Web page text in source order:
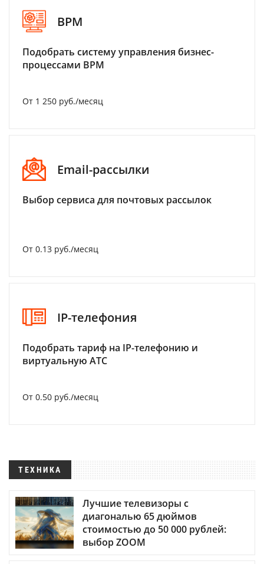
BPM
Подобрать систему управления бизнес-
процессами BPM
От 1 250 руб./месяц
Email-рассылки
Выбор сервиса для почтовых рассылок
От 0.13 руб./месяц
IP-телефония
Подобрать тариф на IP-телефонию и
виртуальную АТС
От 0.50 руб./месяц
ТЕХНИКА
Лучшие телевизоры с
диагональю 65 дюймов
стоимостью до 50 000 рублей:
выбор ZOOM